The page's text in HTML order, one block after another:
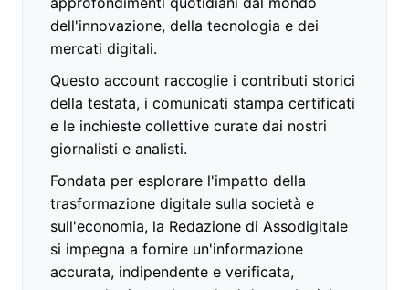
dell'innovazione, della tecnologia e dei
mercati digitali.
Questo account raccoglie i contributi storici
della testata, i comunicati stampa certificati
e le inchieste collettive curate dai nostri
giornalisti e analisti.
Fondata per esplorare l'impatto della
trasformazione digitale sulla società e
sull'economia, la Redazione di Assodigitale
si impegna a fornire un'informazione
accurata, indipendente e verificata,